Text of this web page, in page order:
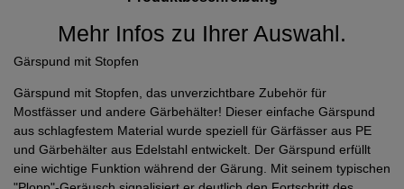
Mehr Infos zu Ihrer Auswahl.
Gärspund mit Stopfen
Gärspund mit Stopfen, das unverzichtbare Zubehör für
Mostfässer und andere Gärbehälter! Dieser einfache Gärspund
aus schlagfestem Material wurde speziell für Gärfässer aus PE
und Gärbehälter aus Edelstahl entwickelt. Der Gärspund erfüllt
eine wichtige Funktion während der Gärung. Mit seinem typischen